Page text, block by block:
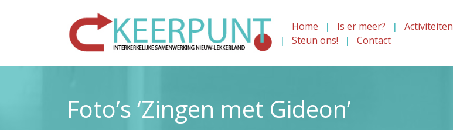
Home Is er meer? Activiteiten
Steun ons!
Contact
Foto’s ‘Zingen met Gideon’